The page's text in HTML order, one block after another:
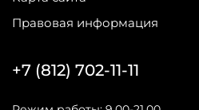
Правовая информация
+7 (812) 702-11-11